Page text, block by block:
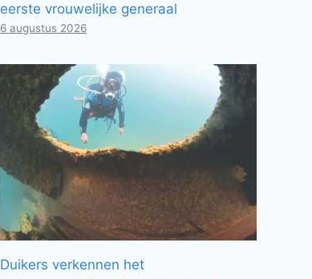
eerste vrouwelijke generaal
6 augustus 2026
Duikers verkennen het